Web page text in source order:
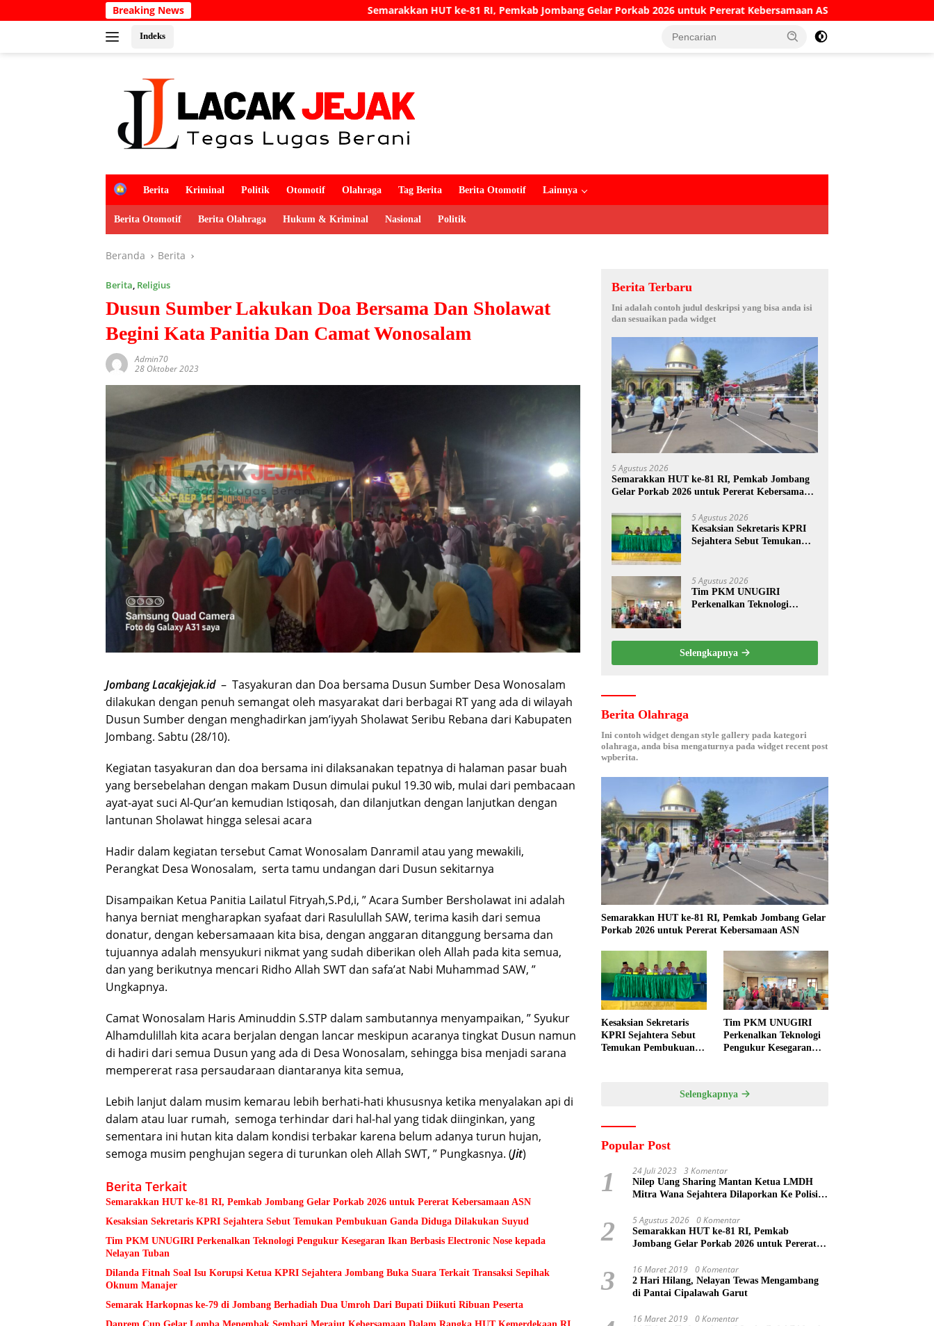
ke
Breaking News Semarakkan HUT ke-81 RI, Pemkab Jombang Gelar Porkab 2026 untuk Pererat Kebersamaan ASN Kesaksian Sekretaris KPRI
Indeks
H
m
e
Berita Kriminal Politik Otomotif Olahraga Tag Berita Berita Otomotif Lainnya
Berita Otomotif Berita Olahraga Hukum & Kriminal Nasional Politik
Beranda Berita
Berita, Religius
Dusun Sumber Lakukan Doa Bersama Dan Sholawat
Begini Kata Panitia Dan Camat Wonosalam
Admin70
28 Oktober 2023
Jombang Lacakjejak.id– Tasyakuran dan Doa bersama Dusun Sumber Desa Wonosalam
dilakukan dengan penuh semangat oleh masyarakat dari berbagai RT yang ada di wilayah
Dusun Sumber dengan menghadirkan jam’iyyah Sholawat Seribu Rebana dari Kabupaten
Jombang. Sabtu (28/10).
Kegiatan tasyakuran dan doa bersama ini dilaksanakan tepatnya di halaman pasar buah
yang bersebelahan dengan makam Dusun dimulai pukul 19.30 wib, mulai dari pembacaan
ayat-ayat suci Al-Qur’an kemudian Istiqosah, dan dilanjutkan dengan lanjutkan dengan
lantunan Sholawat hingga selesai acara
Hadir dalam kegiatan tersebut Camat Wonosalam Danramil atau yang mewakili,
Perangkat Desa Wonosalam, serta tamu undangan dari Dusun sekitarnya
Disampaikan Ketua Panitia Lailatul Fitryah,S.Pd,i, ” Acara Sumber Bersholawat ini adalah
hanya berniat mengharapkan syafaat dari Rasulullah SAW, terima kasih dari semua
donatur, dengan kebersamaaan kita bisa, dengan anggaran ditanggung bersama dan
tujuannya adalah mensyukuri nikmat yang sudah diberikan oleh Allah pada kita semua,
dan yang berikutnya mencari Ridho Allah SWT dan safa’at Nabi Muhammad SAW, ”
Ungkapnya.
Camat Wonosalam Haris Aminuddin S.STP dalam sambutannya menyampaikan, ” Syukur
Alhamdulillah kita acara berjalan dengan lancar meskipun acaranya tingkat Dusun namun
di hadiri dari semua Dusun yang ada di Desa Wonosalam, sehingga bisa menjadi sarana
mempererat rasa persaudaraan diantaranya kita semua,
Lebih lanjut dalam musim kemarau lebih berhati-hati khususnya ketika menyalakan api di
dalam atau luar rumah, semoga terhindar dari hal-hal yang tidak diinginkan, yang
sementara ini hutan kita dalam kondisi terbakar karena belum adanya turun hujan,
semoga musim penghujan segera di turunkan oleh Allah SWT, ” Pungkasnya. (Jit)
Berita Terkait
Semarakkan HUT ke-81 RI, Pemkab Jombang Gelar Porkab 2026 untuk Pererat Kebersamaan ASN
Kesaksian Sekretaris KPRI Sejahtera Sebut Temukan Pembukuan Ganda Diduga Dilakukan Suyud
Tim PKM UNUGIRI Perkenalkan Teknologi Pengukur Kesegaran Ikan Berbasis Electronic Nose kepada
Nelayan Tuban
Dilanda Fitnah Soal Isu Korupsi Ketua KPRI Sejahtera Jombang Buka Suara Terkait Transaksi Sepihak
Oknum Manajer
Semarak Harkopnas ke-79 di Jombang Berhadiah Dua Umroh Dari Bupati Diikuti Ribuan Peserta
Berita Terbaru
Ini adalah contoh judul deskripsi yang bisa anda isi
dan sesuaikan pada widget
5 Agustus 2026
Semarakkan HUT ke-81 RI, Pemkab Jombang
Gelar Porkab 2026 untuk Pererat Kebersamaan
5 Agustus 2026
Kesaksian Sekretaris KPRI
Sejahtera Sebut Temukan
5 Agustus 2026
Tim PKM UNUGIRI
Perkenalkan Teknologi
kepada Nelayan Tuban
Selengkapnya
Berita Olahraga
Ini contoh widget dengan style gallery pada kategori
olahraga, anda bisa mengaturnya pada widget recent post
wpberita.
Semarakkan HUT ke-81 RI, Pemkab Jombang Gelar
Porkab 2026 untuk Pererat Kebersamaan ASN
Kesaksian Sekretaris
KPRI Sejahtera Sebut
Temukan Pembukuan
Tim PKM UNUGIRI
Perkenalkan Teknologi
Pengukur Kesegaran
Selengkapnya
Popular Post
1 24 Juli 2023 3 Komentar
Nilep Uang Sharing Mantan Ketua LMDH
Mitra Wana Sejahtera Dilaporkan Ke Polisi
2 5 Agustus 2026 0 Komentar
Semarakkan HUT ke-81 RI, Pemkab
Jombang Gelar Porkab 2026 untuk Pererat
3 16 Maret 2019 0 Komentar
2 Hari Hilang, Nelayan Tewas Mengambang
di Pantai Cipalawah Garut
16 Maret 2019 0 Komentar